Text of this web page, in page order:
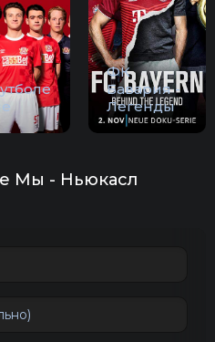
ФК
Бавария -
Легенды
Мы - Ньюкасл